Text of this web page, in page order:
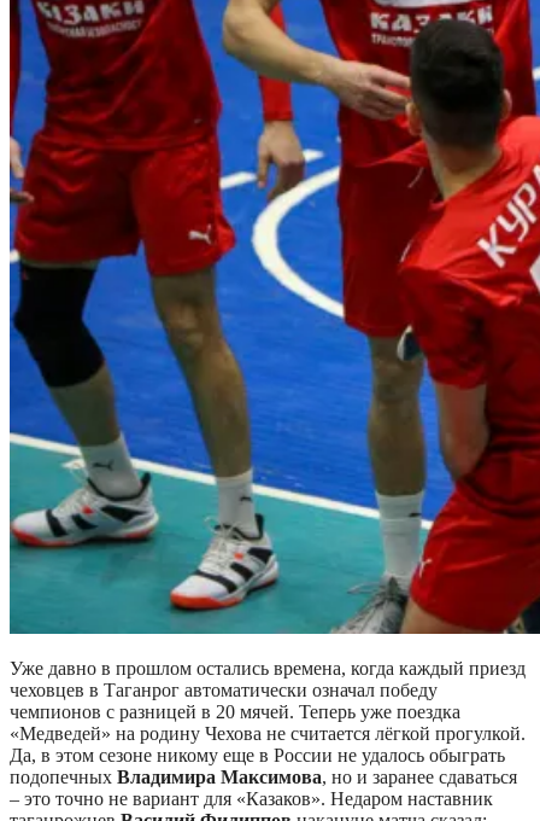
Уже давно в прошлом остались времена, когда каждый приезд
чеховцев в Таганрог автоматически означал победу
чемпионов с разницей в 20 мячей. Теперь уже поездка
«Медведей» на родину Чехова не считается лёгкой прогулкой.
Да, в этом сезоне никому еще в России не удалось обыграть
подопечных Владимира Максимова, но и заранее сдаваться
– это точно не вариант для «Казаков». Недаром наставник